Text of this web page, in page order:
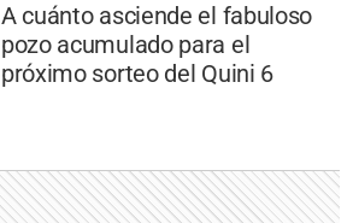
A cuánto asciende el fabuloso
pozo acumulado para el
próximo sorteo del Quini 6